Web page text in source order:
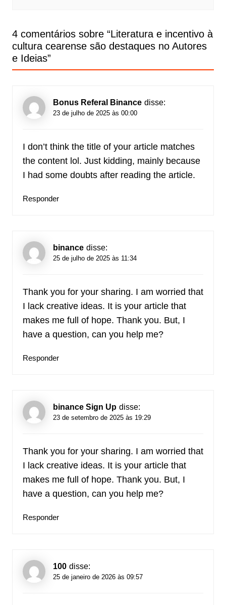
4 comentários sobre “Literatura e incentivo à
cultura cearense são destaques no Autores
e Ideias”
Bonus Referal Binance disse:
23 de julho de 2025 às 00:00
I don’t think the title of your article matches
the content lol. Just kidding, mainly because
I had some doubts after reading the article.
Responder
binance disse:
25 de julho de 2025 às 11:34
Thank you for your sharing. I am worried that
I lack creative ideas. It is your article that
makes me full of hope. Thank you. But, I
have a question, can you help me?
Responder
binance Sign Up disse:
23 de setembro de 2025 às 19:29
Thank you for your sharing. I am worried that
I lack creative ideas. It is your article that
makes me full of hope. Thank you. But, I
have a question, can you help me?
Responder
100 disse:
25 de janeiro de 2026 às 09:57